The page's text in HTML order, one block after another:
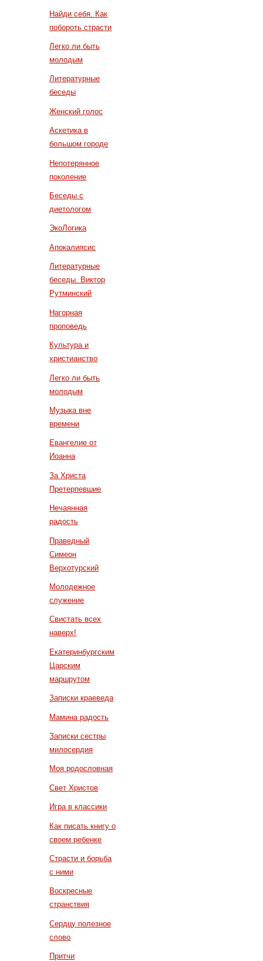
Найди себя. Как
побороть страсти
Легко ли быть
молодым
Литературные
беседы
Женский голос
Аскетика в
большом городе
Непотерянное
поколение
Беседы с
диетологом
ЭкоЛогика
Апокалипсис
Литературные
беседы. Виктор
Рутминский
Нагорная
проповедь
Культура и
христианство
Легко ли быть
молодым
Музыка вне
времени
Евангелие от
Иоанна
За Христа
Претерпевшие
Нечаянная
радость
Праведный
Симеон
Верхотурский
Молодежное
служение
Свистать всех
наверх!
Екатеринбургским
Царским
маршрутом
Записки краеведа
Мамина радость
Записки сестры
милосердия
Моя родословная
Свет Христов
Игра в классики
Как писать книгу о
своем ребенке
Страсти и борьба
с ними
Воскресные
странствия
Сердцу полезное
слово
Притчи